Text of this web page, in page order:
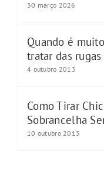
30 março 2026
Quando é
tratar das rugas
4 outubro 2013
Como Tirar
Sobrancelha
10 outubro 2013